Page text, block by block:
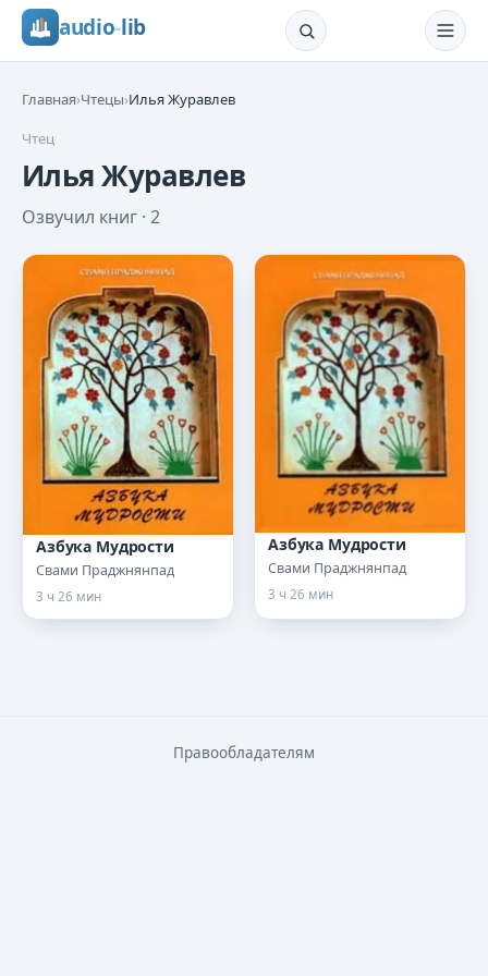
audio-lib
Главная›Чтецы›Илья Журавлев
Чтец
Илья Журавлев
Озвучил книг · 2
Азбука Мудрости
Свами Праджнянпад
3 ч 26 мин
Азбука Мудрости
Свами Праджнянпад
3 ч 26 мин
Правообладателям